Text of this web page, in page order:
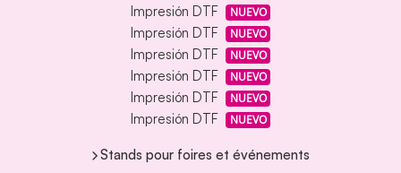
Impresión DTF
NUEVO
Impresión DTF NUEVO
Impresión DTF NUEVO
Impresión DTF NUEVO
Impresión DTF NUEVO
Impresión DTF NUEVO
Stands pour foires et événements